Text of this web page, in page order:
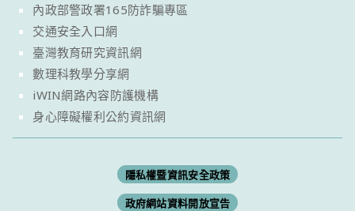
內政部警政署165防詐騙專區
交通安全入口網
臺灣教育研究資訊網
數理科教學分享網
iWIN網路內容防護機構
身心障礙權利公約資訊網
隱私權暨資訊安全政策
政府網站資料開放宣告